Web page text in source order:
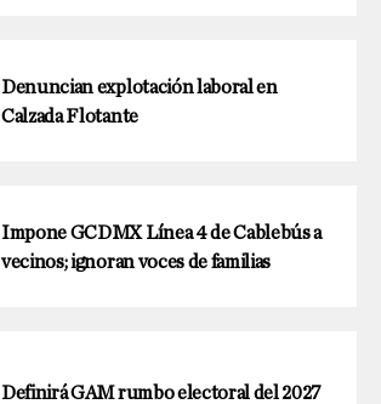
Denuncian explotación laboral en
Calzada Flotante
Impone GCDMX Línea 4 de Cablebús a
vecinos; ignoran voces de familias
Definirá GAM rumbo electoral del 2027